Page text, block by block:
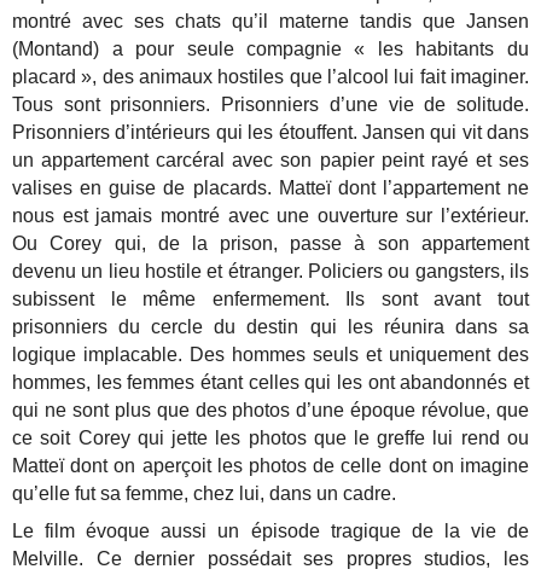
montré avec ses chats qu’il materne tandis que Jansen
(Montand) a pour seule compagnie « les habitants du
placard », des animaux hostiles que l’alcool lui fait imaginer.
Tous sont prisonniers. Prisonniers d’une vie de solitude.
Prisonniers d’intérieurs qui les étouffent. Jansen qui vit dans
un appartement carcéral avec son papier peint rayé et ses
valises en guise de placards. Matteï dont l’appartement ne
nous est jamais montré avec une ouverture sur l’extérieur.
Ou Corey qui, de la prison, passe à son appartement
devenu un lieu hostile et étranger. Policiers ou gangsters, ils
subissent le même enfermement. Ils sont avant tout
prisonniers du cercle du destin qui les réunira dans sa
logique implacable. Des hommes seuls et uniquement des
hommes, les femmes étant celles qui les ont abandonnés et
qui ne sont plus que des photos d’une époque révolue, que
ce soit Corey qui jette les photos que le greffe lui rend ou
Matteï dont on aperçoit les photos de celle dont on imagine
qu’elle fut sa femme, chez lui, dans un cadre.
Le film évoque aussi un épisode tragique de la vie de
Melville. Ce dernier possédait ses propres studios, les